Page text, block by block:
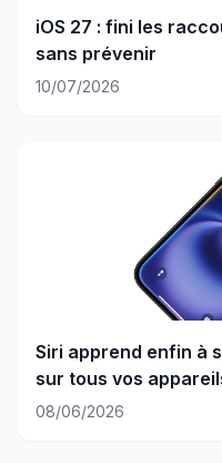
iOS 27 : fini les
sans prévenir
10/07/2026
Siri apprend enfin à
sur tous vos
08/06/2026